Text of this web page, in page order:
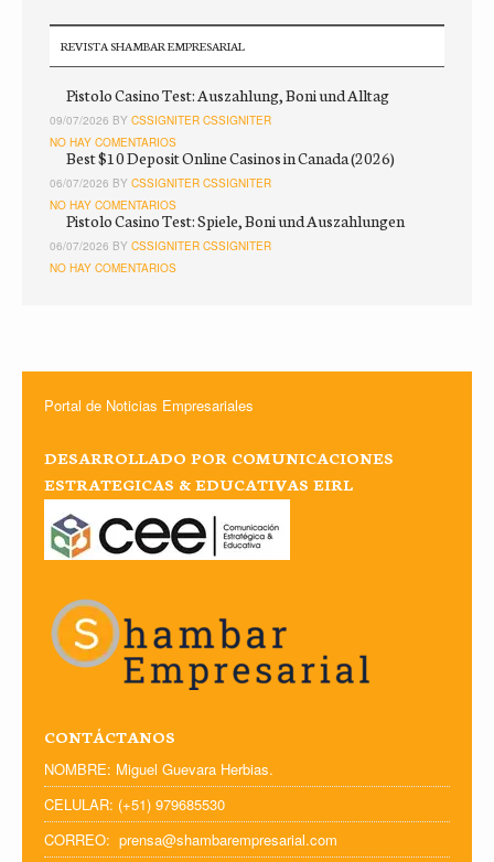
REVISTA SHAMBAR EMPRESARIAL
Pistolo Casino Test: Auszahlung, Boni und Alltag
09/07/2026 BY CSSIGNITER CSSIGNITER
NO HAY COMENTARIOS
Best $10 Deposit Online Casinos in Canada (2026)
06/07/2026 BY CSSIGNITER CSSIGNITER
NO HAY COMENTARIOS
Pistolo Casino Test: Spiele, Boni und Auszahlungen
06/07/2026 BY CSSIGNITER CSSIGNITER
NO HAY COMENTARIOS
Portal de Noticias Empresariales
DESARROLLADO POR COMUNICACIONES
ESTRATEGICAS & EDUCATIVAS EIRL
CONTÁCTANOS
NOMBRE: Miguel Guevara Herbias.
CELULAR: (+51) 979685530
CORREO: prensa@shambarempresarial.com